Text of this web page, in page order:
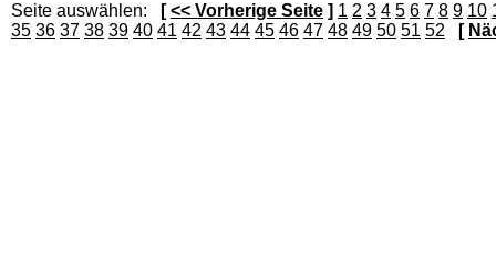
Seite auswählen: [<< Vorherige Seite ] 1 2 3 4 5 6 7 8 9 10
35 36 37 38 39 40 41 42 43 44 45 46 47 48 49 50 51 52 [